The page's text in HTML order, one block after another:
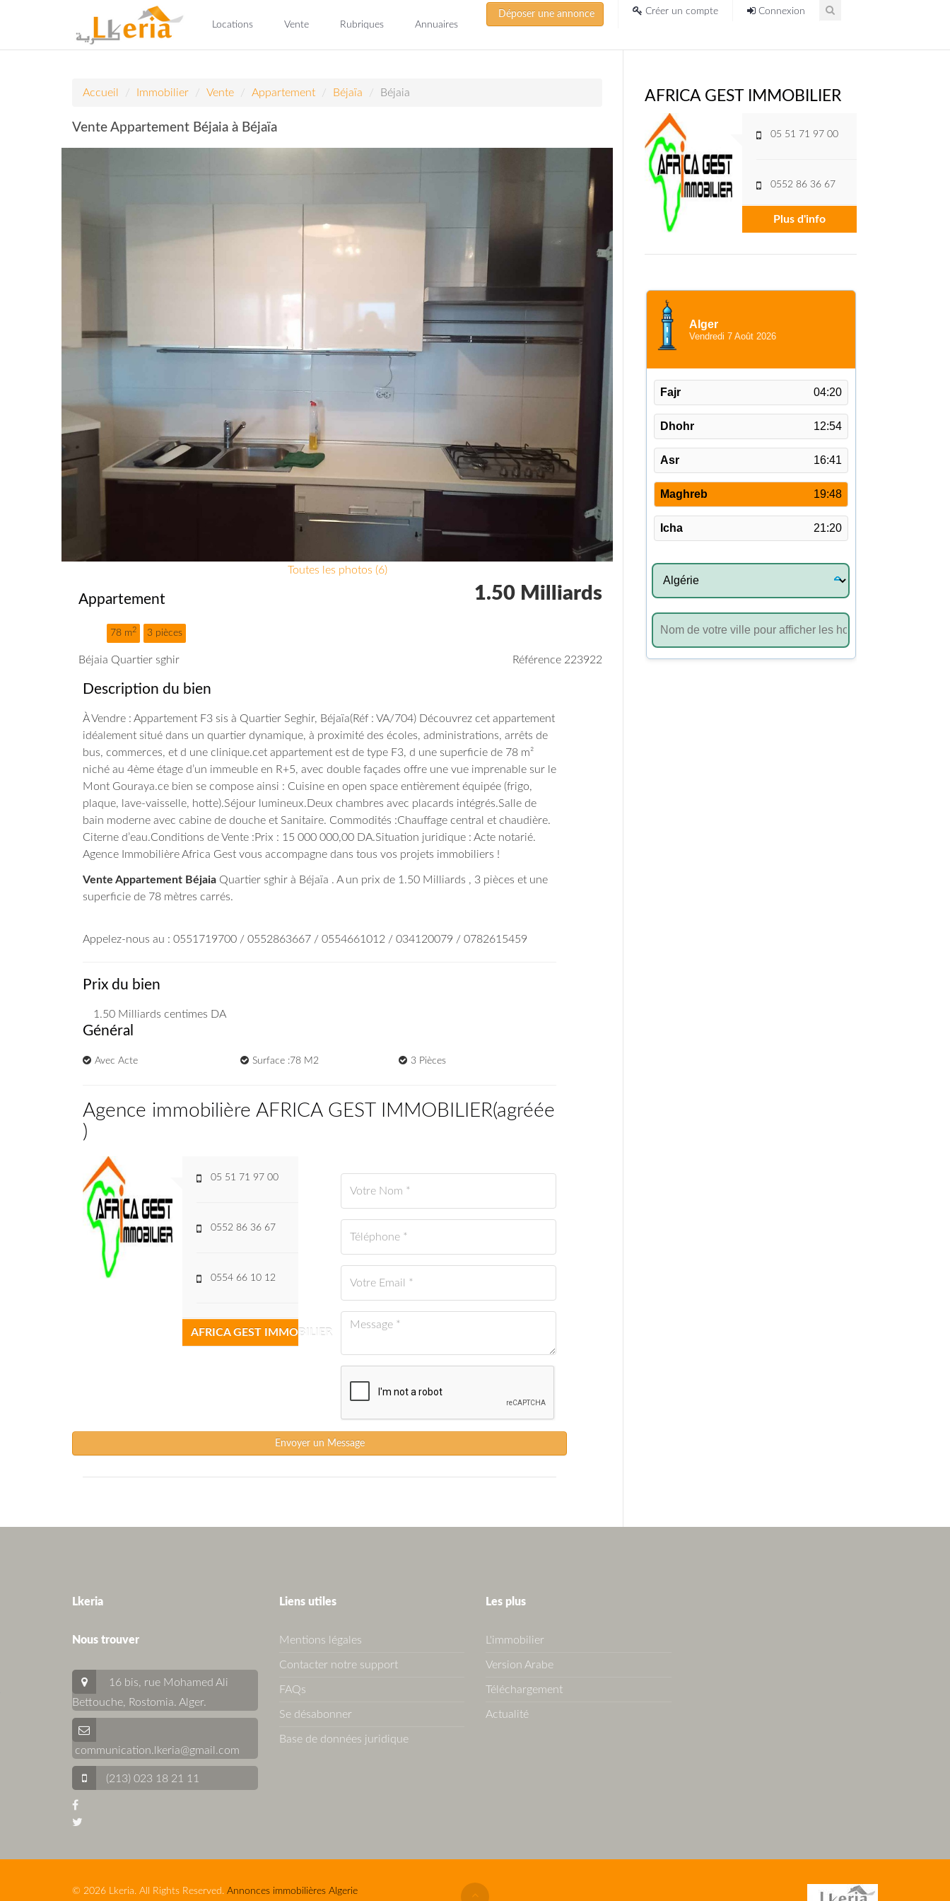
Locations Vente Rubriques Annuaires
Déposer une annonce Créer un compte Connexion
Accueil Immobilier Vente Appartement Béjaïa Béjaia
Vente Appartement Béjaia à Béjaïa
Toutes les photos (6)
Appartement
78 m2 3 pièces
1.50 Milliards
Béjaia Quartier sghir Référence 223922
Description du bien
À Vendre : Appartement F3 sis à Quartier Seghir, Béjaïa(Réf : VA/704) Découvrez cet appartement
idéalement situé dans un quartier dynamique, à proximité des écoles, administrations, arrêts de
bus, commerces, et d une clinique.cet appartement est de type F3, d une superficie de 78 m²
niché au 4ème étage d’un immeuble en R+5, avec double façades offre une vue imprenable sur le
Mont Gouraya.ce bien se compose ainsi : Cuisine en open space entièrement équipée (frigo,
plaque, lave-vaisselle, hotte).Séjour lumineux.Deux chambres avec placards intégrés.Salle de
bain moderne avec cabine de douche et Sanitaire. Commodités :Chauffage central et chaudière.
Citerne d’eau.Conditions de Vente :Prix : 15 000 000,00 DA.Situation juridique : Acte notarié.
Agence Immobilière Africa Gest vous accompagne dans tous vos projets immobiliers !
Vente Appartement Béjaia Quartier sghir à Béjaïa . A un prix de 1.50 Milliards , 3 pièces et une
superficie de 78 mètres carrés.
Appelez-nous au : 0551719700 / 0552863667 / 0554661012 / 034120079 / 0782615459
Prix du bien
1.50 Milliards centimes DA
Général
Avec Acte Surface :78 M2 3 Pièces
Agence immobilière AFRICA GEST IMMOBILIER(agréée
)
05 51 71 97 00
0552 86 36 67
0554 66 10 12
AFRICA GEST IMMOBILIER
Envoyer un Message
AFRICA GEST IMMOBILIER
05 51 71 97 00
0552 86 36 67
Plus d'info
Lkeria
Nous trouver
16 bis, rue Mohamed Ali
Bettouche, Rostomia. Alger.
communication.lkeria@gmail.com
(213) 023 18 21 11
Liens utiles
Mentions légales
Contacter notre support
FAQs
Se désabonner
Base de données juridique
Les plus
L'immobilier
Version Arabe
Téléchargement
Actualité
© 2026 Lkeria. All Rights Reserved. Annonces immobilières Algerie